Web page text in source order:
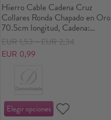
Hierro Cable Cadena Cruz
Collares Ronda Chapado en Oro
70.5cm longitud, Cadena:
3.5x2.5mm, 2 Unidades
EUR 1,53～EUR 2,34
EUR 0,99